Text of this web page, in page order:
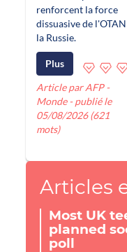
renforcent la force
dissuasive de
la Russie.
Plus
Article par AFP -
Monde - publié le
05/08/2026 (621
mots)
Articles
Most UK
planned
poll